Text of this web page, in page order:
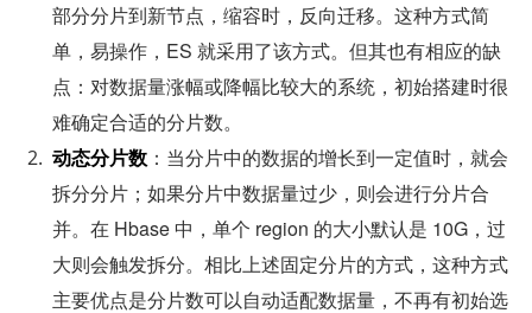
部分分片到新节点，缩容时，反向迁移。这种方式简
单，易操作，ES 就采用了该方式。但其也有相应的缺
点：对数据量涨幅或降幅比较大的系统，初始搭建时很
难确定合适的分片数。
动态分片数 ：当分片中的数据的增长到一定值时，就会
拆分分片；如果分片中数据量过少，则会进行分片合
并。在 Hbase 中，单个 region 的大小默认是 10G，过
大则会触发拆分。相比上述固定分片的方式，这种方式
主要优点是分片数可以自动适配数据量，不再有初始选